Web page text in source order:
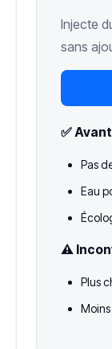
Injecte
sans
✅
Pas
Eau
⚠️
Plus